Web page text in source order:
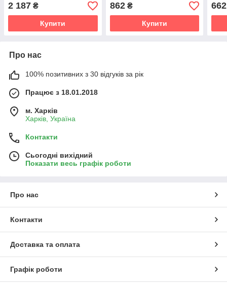
2 187 ₴
Купити
862₴
Купити
662
Про нас
100% позитивних з 30 відгуків за рік
Працює з 18.01.2018
м. Харків
Харків, Україна
Контакти
Сьогодні вихідний
Показати весь графік роботи
Про нас
Контакти
Доставка та оплата
Графік роботи